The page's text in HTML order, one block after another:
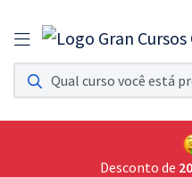
Assinatura Ilimitada 11
Acesso a todos os cursos. Teste
Assinatura OAB Até Passar
Acesso ilimitado a toda preparação
Desconto de